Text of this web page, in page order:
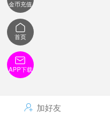
 加好友
金币充值

首页

APP下载